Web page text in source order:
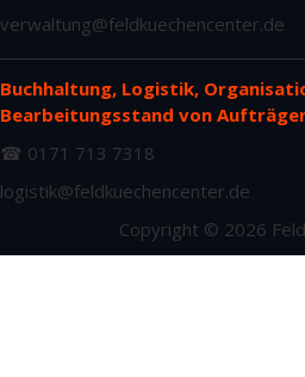
verwaltung@feldkuechencenter.de
Buchhaltung, Logistik,
Bearbeitungsstand von
☎ 0171 713 7318
logistik@feldkuechencenter.de
Copyright © 2026